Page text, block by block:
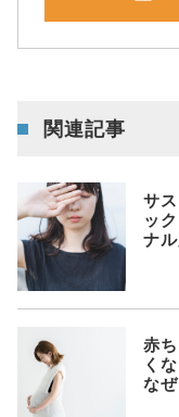
関連記事
サ
ッ
ナ
赤
く
な